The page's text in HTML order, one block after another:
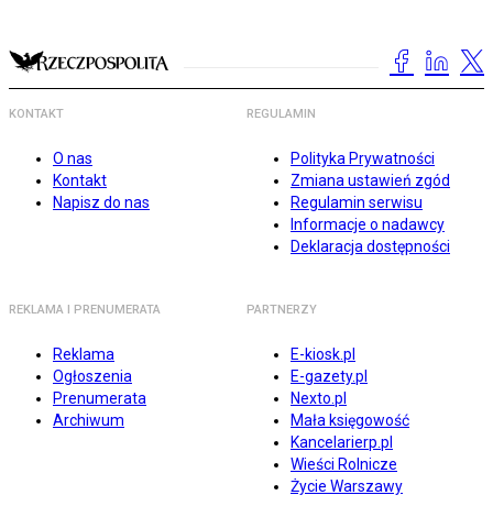
KONTAKT
O nas
Kontakt
Napisz do nas
REGULAMIN
Polityka Prywatności
Zmiana ustawień zgód
Regulamin serwisu
Informacje o nadawcy
Deklaracja dostępności
REKLAMA I PRENUMERATA
Reklama
Ogłoszenia
Prenumerata
Archiwum
PARTNERZY
E-kiosk.pl
E-gazety.pl
Nexto.pl
Mała księgowość
Kancelarierp.pl
Wieści Rolnicze
Życie Warszawy